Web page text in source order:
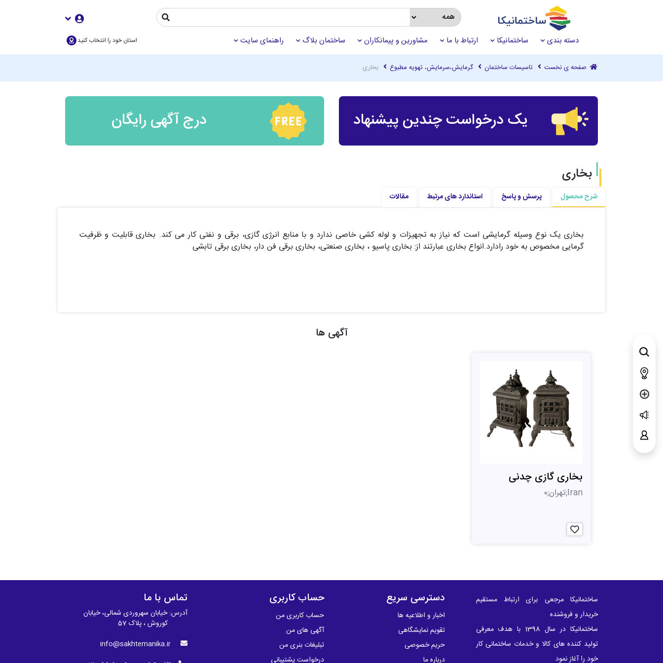
دسته بندی ساختمانیکا ارتباط با ما مشاورین و پیمانکاران ساختمان بلاگ راهنمای سایت استان خود را انتخاب کنید
صفحه ی نخست تاسیسات ساختمان گرمایش،سرمایش، تهویه مطبوع بخاری
یک درخواست چندین پیشنهاد درج آگهی رایگان
بخاری
شرح محصول پرسش و پاسخ استاندارد های مرتبط مقالات
بخاری یک نوع وسیله گرمایشی است که نیاز به تجهیزات و لوله کشی خاصی ندارد و با منابع انرژی گازی، برقی و نفتی کار می کند. بخاری قابلیت و ظرفیت
گرمایی مخصوص به خود رادارد.انواع بخاری عبارتند از: بخاری پاسیو ، بخاری صنعتی، بخاری برقی فن دار، بخاری برقی تابشی
آگهی ها
بخاری گازی چدنی
Iran;تهران;0
ساختمانیکا مرجعی برای ارتباط مستقیم
خریدار و فروشنده
ساختمانیکا در سال 1398 با هدف معرفی
تولید کننده های کالا و خدمات ساختمانی کار
خود را آغاز نمود
دسترسی سریع
اخبار و اطلاعیه ها
تقویم نمایشگاهی
حریم خصوصی
درباره ما
حساب کاربری
حساب کاربری من
آگهی های من
تبلیغات بنری من
درخواست پشتیبانی
تماس با ما
آدرس: خیابان سهروردی شمالی، خیابان
کوروش ، پلاک 57
info@sakhtemanika.ir